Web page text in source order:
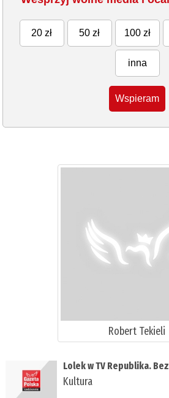
20 zł 50 zł 100 zł
inna
Wspieram
Robert Tekieli
​Lolek w TV Republika.
Kultura